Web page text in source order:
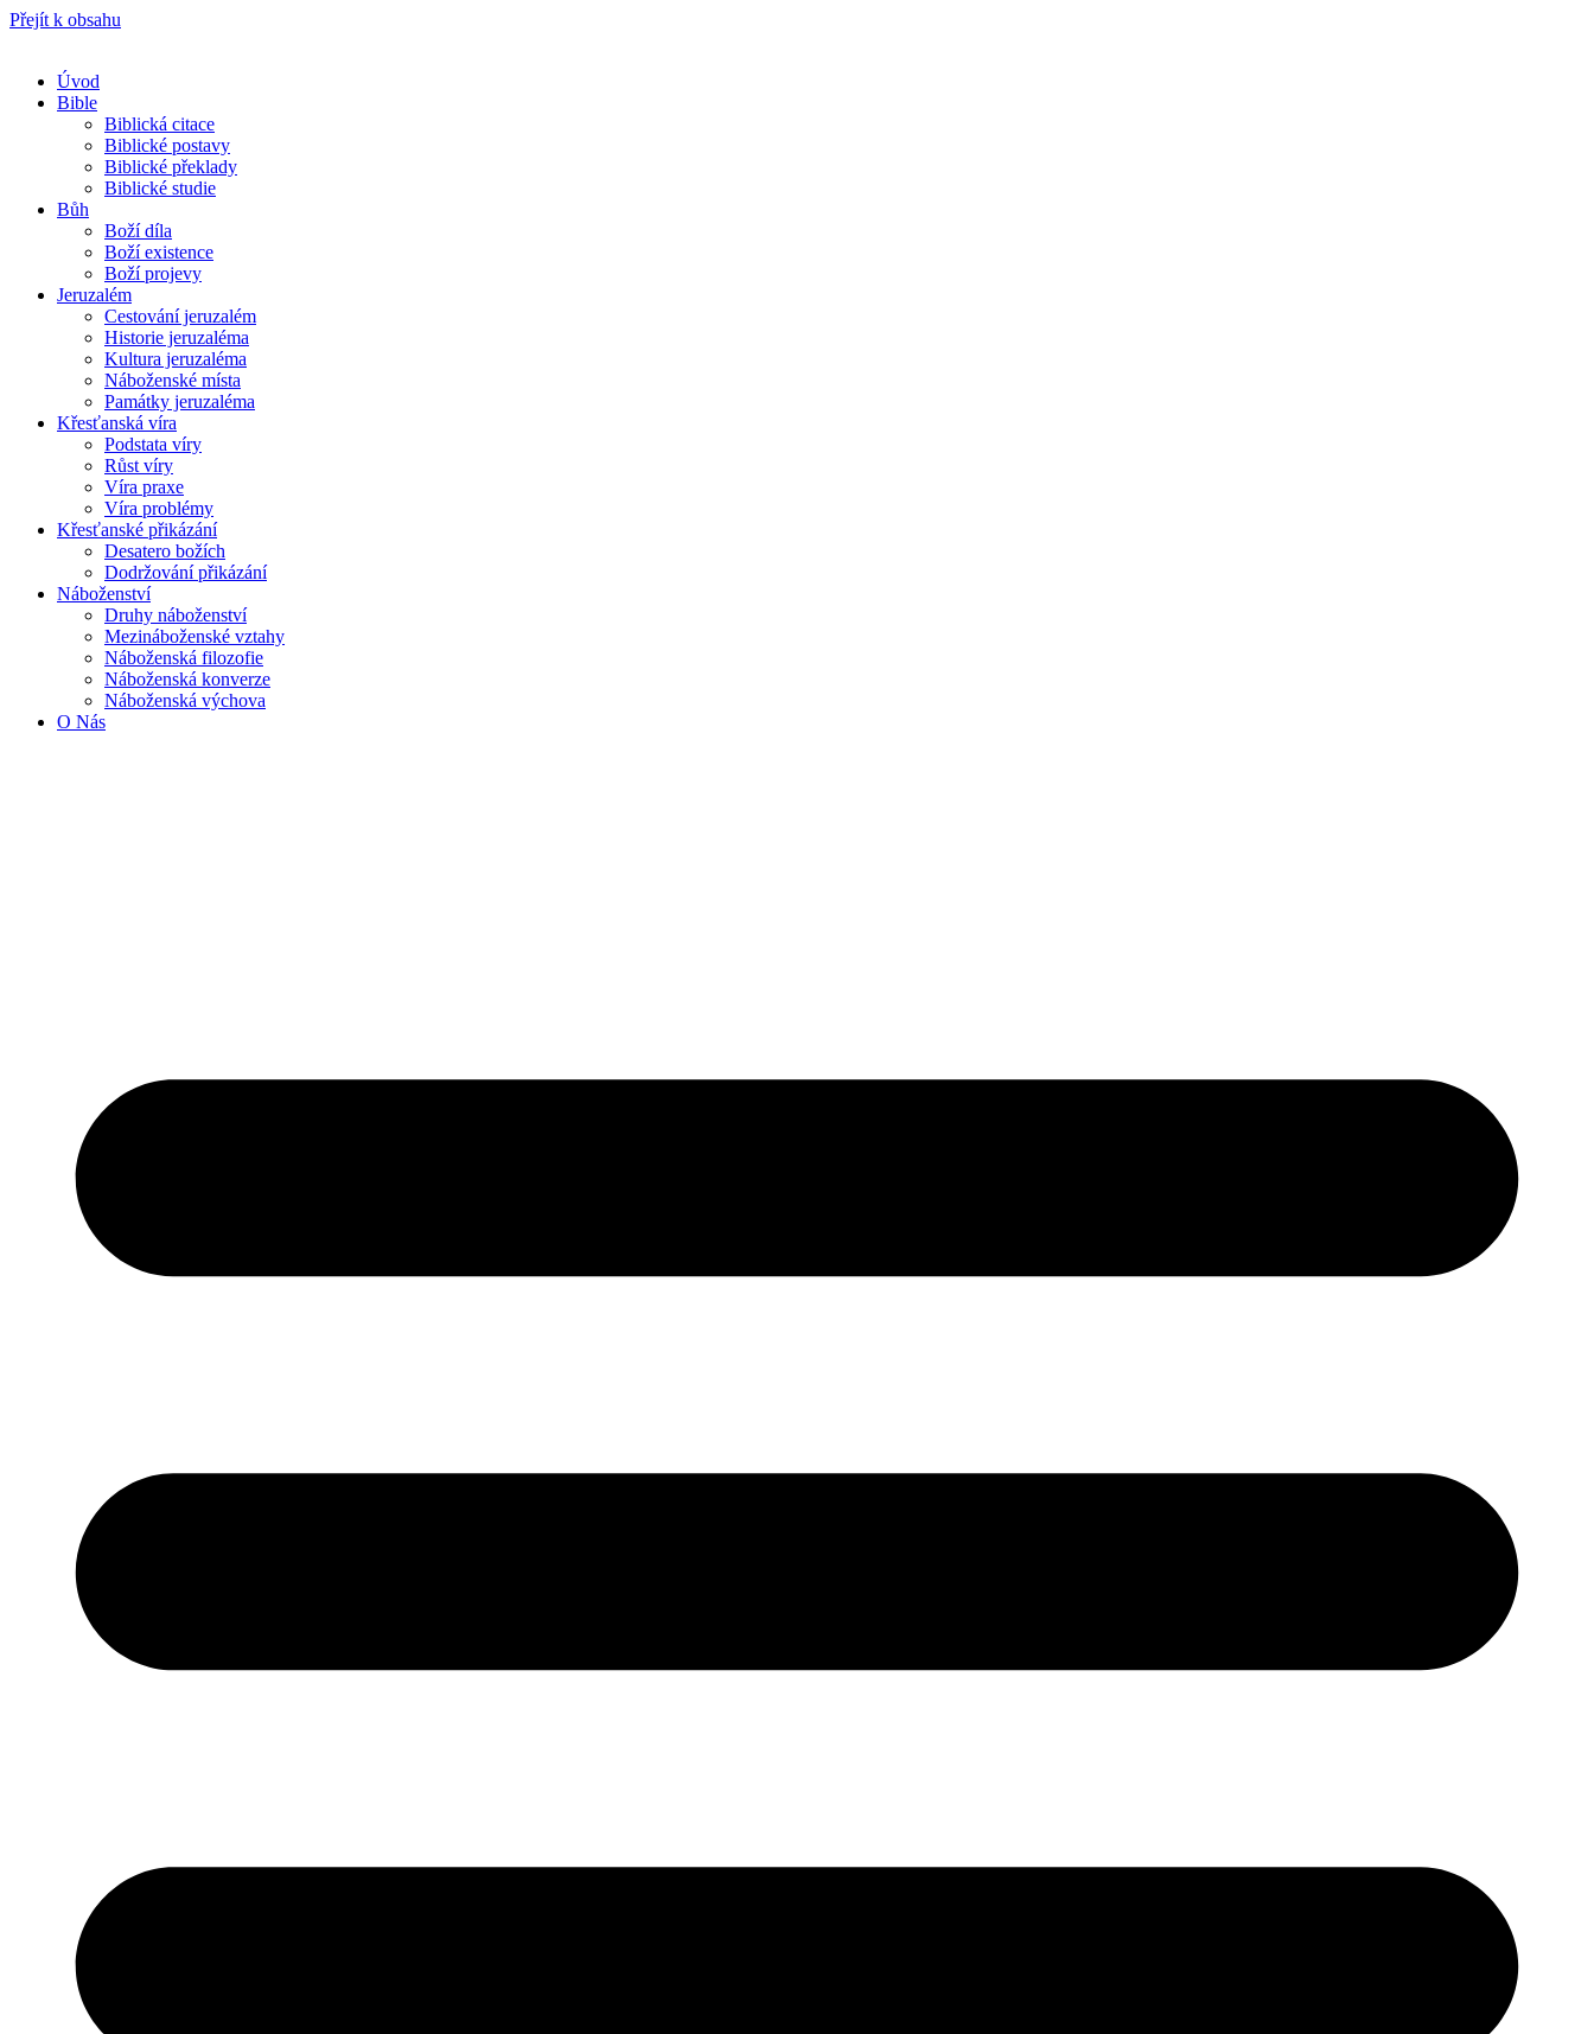
Přejít k obsahu
Úvod
Bible
Biblická citace
Biblické postavy
Biblické překlady
Biblické studie
Bůh
Boží díla
Boží existence
Boží projevy
Jeruzalém
Cestování jeruzalém
Historie jeruzaléma
Kultura jeruzaléma
Náboženské místa
Památky jeruzaléma
Křesťanská víra
Podstata víry
Růst víry
Víra praxe
Víra problémy
Křesťanské přikázání
Desatero božích
Dodržování přikázání
Náboženství
Druhy náboženství
Mezináboženské vztahy
Náboženská filozofie
Náboženská konverze
Náboženská výchova
O Nás